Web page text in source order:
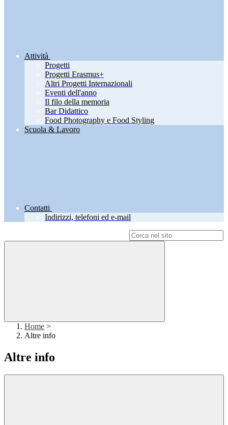
Attività
Progetti
Progetti Erasmus+
Altri Progetti Internazionali
Eventi dell'anno
Il filo della memoria
Bar Didattico
Food Photography e Food Styling
Scuola & Lavoro
Contatti
Indirizzi, telefoni ed e-mail
Home >
Altre info
Altre info